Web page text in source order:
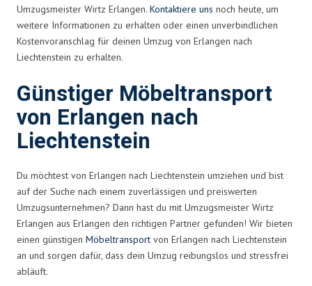
Umzugsmeister Wirtz Erlangen. Kontaktiere uns noch heute, um
weitere Informationen zu erhalten oder einen unverbindlichen
Kostenvoranschlag für deinen Umzug von Erlangen nach
Liechtenstein zu erhalten.
Günstiger Möbeltransport
von Erlangen nach
Liechtenstein
Du möchtest von Erlangen nach Liechtenstein umziehen und bist
auf der Suche nach einem zuverlässigen und preiswerten
Umzugsunternehmen? Dann hast du mit Umzugsmeister Wirtz
Erlangen aus Erlangen den richtigen Partner gefunden! Wir bieten
einen günstigen Möbeltransport von Erlangen nach Liechtenstein
an und sorgen dafür, dass dein Umzug reibungslos und stressfrei
abläuft.